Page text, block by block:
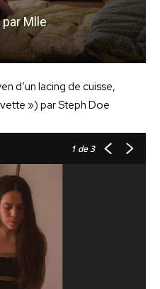
Mlle
d’un lacing de cuisse,
») par Steph Doe
1 de 3